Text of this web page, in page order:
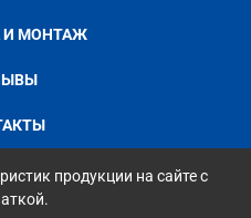
И МОНТАЖ
продукции на сайте с